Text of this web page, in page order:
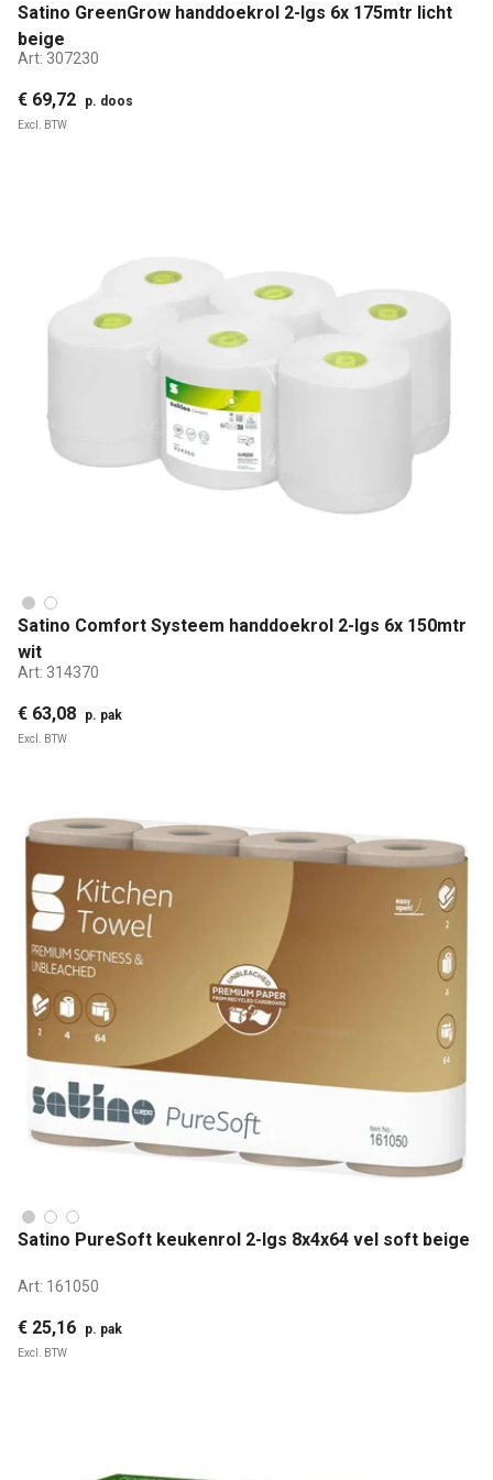
Satino GreenGrow handdoekrol 2-lgs 6x 175mtr licht
beige
Art: 307230
€ 69,72 p. doos
Excl. BTW
Satino Comfort Systeem handdoekrol 2-lgs 6x 150mtr
wit
Art: 314370
€ 63,08 p. pak
Excl. BTW
Satino PureSoft keukenrol 2-lgs 8x4x64 vel soft beige
Art: 161050
€ 25,16 p. pak
Excl. BTW